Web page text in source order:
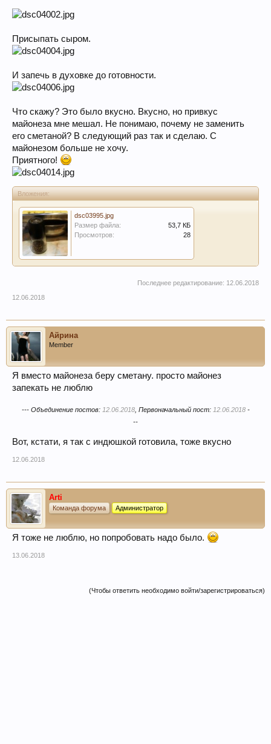
Присыпать сыром.
И запечь в духовке до готовности.
Что скажу? Это было вкусно. Вкусно, но привкус
майонеза мне мешал. Не понимаю, почему не заменить
его сметаной? В следующий раз так и сделаю. С
майонезом больше не хочу.
Приятного!
Вложения:
dsc03995.jpg
Размер файла:
53,7 КБ
Просмотров:
28
Последнее редактирование: 12.06.2018
12.06.2018
Айрина
Member
Я вместо майонеза беру сметану. просто майонез
запекать не люблю
--- Объединение постов: 12.06.2018, Первоначальный пост: 12.06.2018-
--
Вот, кстати, я так с индюшкой готовила, тоже вкусно
12.06.2018
Arti
Команда форума Администратор
Я тоже не люблю, но попробовать надо было.
13.06.2018
(Чтобы ответить необходимо войти/зарегистрироваться)